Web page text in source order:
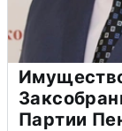
Партии